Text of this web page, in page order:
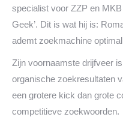
specialist voor ZZP en
Geek’. Dit is wat hij is:
ademt zoekmachine
Zijn voornaamste drijfveer
organische zoekresultaten
een grotere kick dan grote
competitieve zoekwoorden.